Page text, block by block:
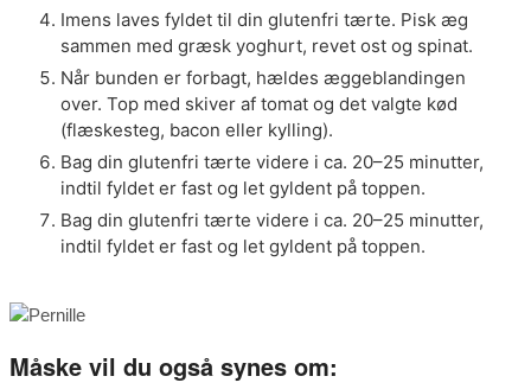
Imens laves fyldet til din glutenfri tærte. Pisk æg
sammen med græsk yoghurt, revet ost og spinat.
Når bunden er forbagt, hældes æggeblandingen
over. Top med skiver af tomat og det valgte kød
(flæskesteg, bacon eller kylling).
Bag din glutenfri tærte videre i ca. 20–25 minutter,
indtil fyldet er fast og let gyldent på toppen.
Bag din glutenfri tærte videre i ca. 20–25 minutter,
indtil fyldet er fast og let gyldent på toppen.
Måske vil du også synes om: